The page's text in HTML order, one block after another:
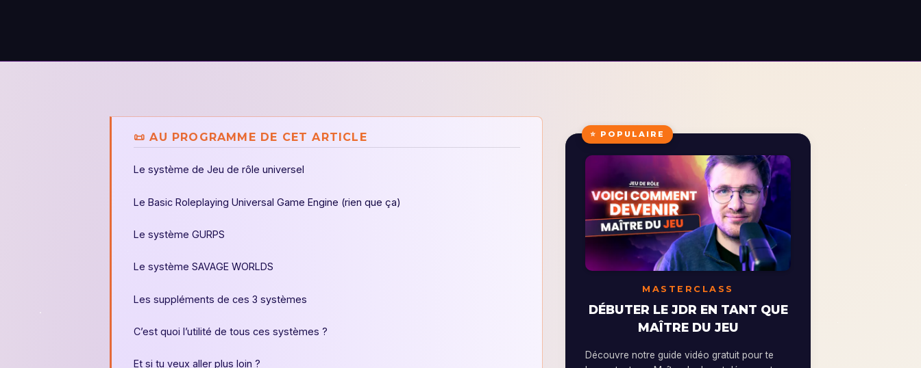
📜 AU PROGRAMME DE CET ARTICLE
Le système de Jeu de rôle universel
Le Basic Roleplaying Universal Game Engine (rien que ça)
Le système GURPS
Le système SAVAGE WORLDS
Les suppléments de ces 3 systèmes
C’est quoi l’utilité de tous ces systèmes ?
Et si tu veux aller plus loin ?
⭐ POPULAIRE
MASTERCLASS
DÉBUTER LE JDR EN TANT QUE
MAÎTRE DU JEU
Découvre notre guide vidéo gratuit pour te